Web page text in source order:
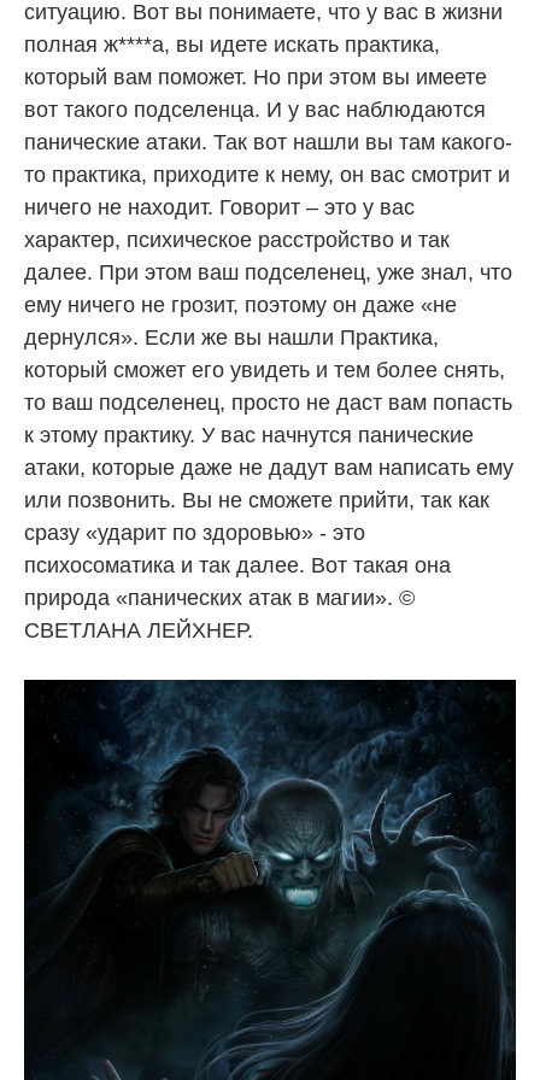
ситуацию. Вот вы понимаете, что у вас в жизни
полная ж****а, вы идете искать практика,
который вам поможет. Но при этом вы имеете
вот такого подселенца. И у вас наблюдаются
панические атаки. Так вот нашли вы там какого-
то практика, приходите к нему, он вас смотрит и
ничего не находит. Говорит – это у вас
характер, психическое расстройство и так
далее. При этом ваш подселенец, уже знал, что
ему ничего не грозит, поэтому он даже «не
дернулся». Если же вы нашли Практика,
который сможет его увидеть и тем более снять,
то ваш подселенец, просто не даст вам попасть
к этому практику. У вас начнутся панические
атаки, которые даже не дадут вам написать ему
или позвонить. Вы не сможете прийти, так как
сразу «ударит по здоровью» - это
психосоматика и так далее. Вот такая она
природа «панических атак в магии». ©
СВЕТЛАНА ЛЕЙХНЕР.